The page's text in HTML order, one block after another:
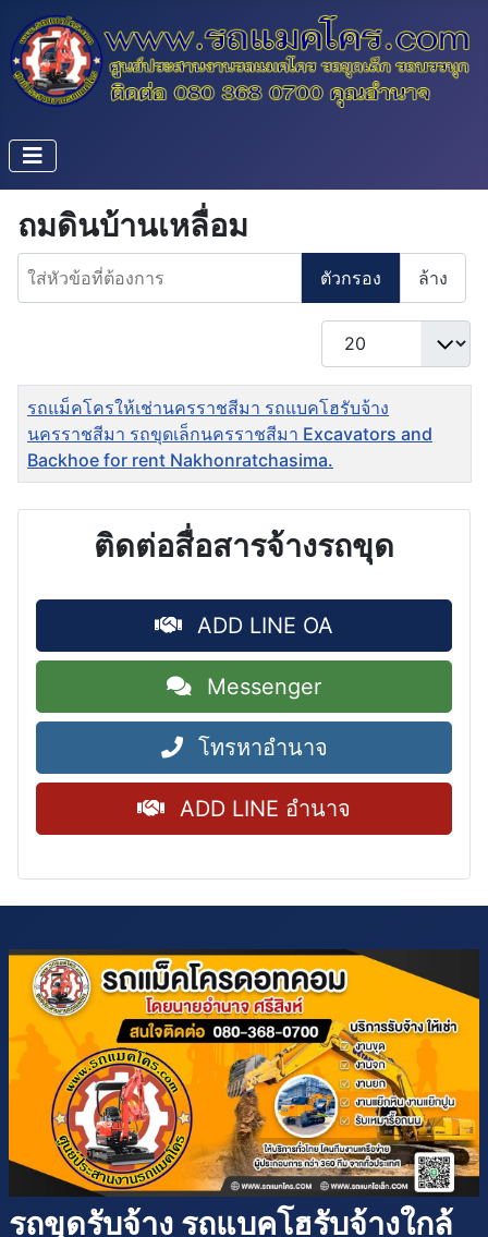
ถมดินบ้านเหลื่อม
ใส่หัวข้อที่ต้องการ
ตัวกรอง ล้าง
แสดง #
ชื่อ
รถแม็คโครให้เช่านครราชสีมา รถแบคโฮรับจ้าง
นครราชสีมา รถขุดเล็กนครราชสีมา Excavators and
Backhoe for rent Nakhonratchasima.
ติดต่อสื่อสารจ้างรถขุด
ADD LINE OA
Messenger
โทรหาอำนาจ
ADD LINE อำนาจ
รถขุดรับจ้าง รถแบคโฮรับจ้างใกล้